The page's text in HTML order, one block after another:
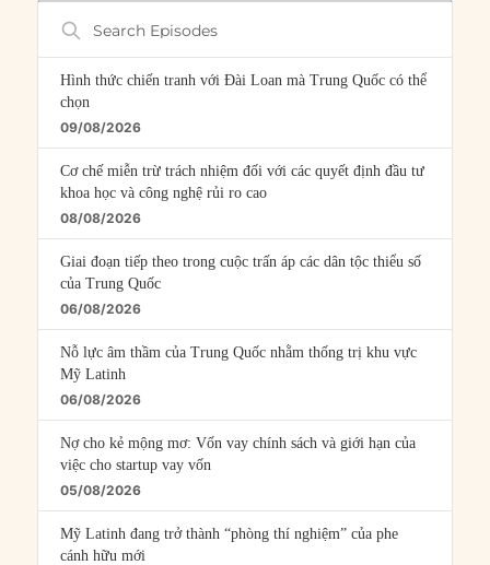
Search
Episodes
Hình thức chiến tranh với Đài Loan mà Trung Quốc có thể
chọn
09/08/2026
Cơ chế miễn trừ trách nhiệm đối với các quyết định đầu tư
khoa học và công nghệ rủi ro cao
08/08/2026
Giai đoạn tiếp theo trong cuộc trấn áp các dân tộc thiểu số
của Trung Quốc
06/08/2026
Nỗ lực âm thầm của Trung Quốc nhằm thống trị khu vực
Mỹ Latinh
06/08/2026
Nợ cho kẻ mộng mơ: Vốn vay chính sách và giới hạn của
việc cho startup vay vốn
05/08/2026
Mỹ Latinh đang trở thành “phòng thí nghiệm” của phe
cánh hữu mới